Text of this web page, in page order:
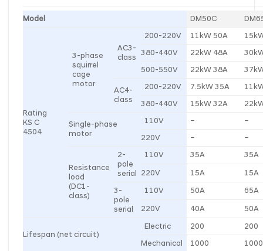
Model DM50C
Rating
KS C
4504
3-phase
squirrel
cage
motor
AC3-
class
200-220V 11kW 50A
380-440V
22kW 48A
500-550V
22kW 38A
AC4-
class
200-220V 7.5kW 35A
380-440V
15kW 32A
Single-phase
motor
110V –
–
220V
– –
Resistance
load
(DC1-
class)
2-
pole
serial
110V 35A
35A
220V
15A
15A
3-
pole
serial
110V 50A
65A
220V
40A 50A
Lifespan (net circuit)
Electric 200
200
Mechanical
1000 1000